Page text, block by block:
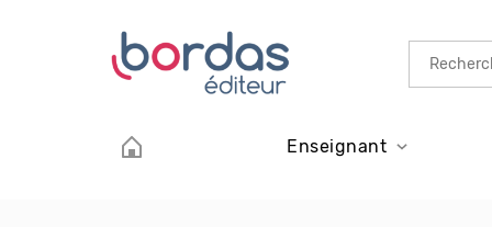
Aller au contenu principal
Enseignant